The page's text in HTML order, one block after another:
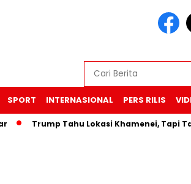
SPORT INTERNASIONAL PERS RILIS
Trump Tahu Lokasi Khamenei, Tapi Tahan